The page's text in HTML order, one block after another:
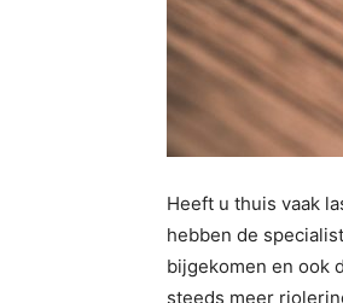
Heeft u thuis vaak
hebben de
bijgekomen en ook
steeds meer